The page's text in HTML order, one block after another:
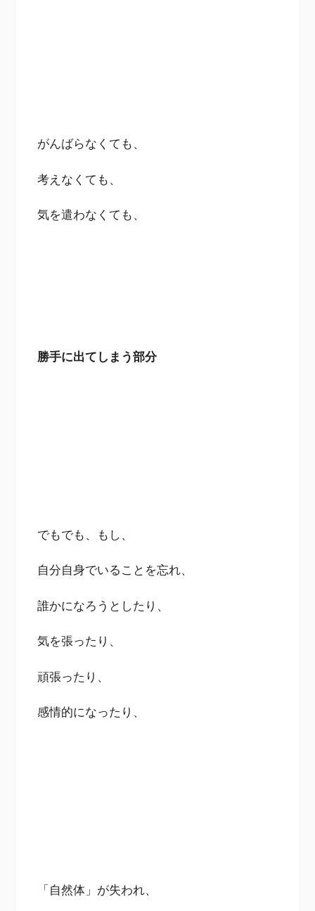
がんばらなくても、
考えなくても、
気を遣わなくても、
勝手に出てしまう部分
でもでも、もし、
自分自身でいることを忘れ、
誰かになろうとしたり、
気を張ったり、
頑張ったり、
感情的になったり、
「自然体」が失われ、